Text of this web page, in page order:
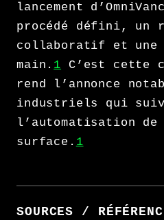
lancement
procédé défini, un
collaboratif et une
main. 1 C’est cette
rend l’annonce
industriels qui
l’automatisation
surface. 1
SOURCES /